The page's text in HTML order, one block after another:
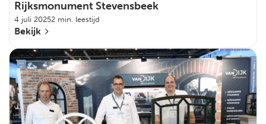
Rijksmonument Stevensbeek
4 juli 20252 min. leestijd
Bekijk